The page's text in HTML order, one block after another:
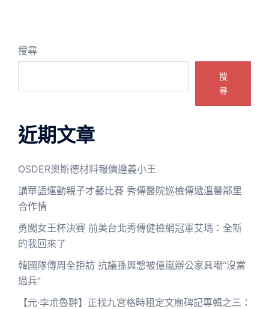
搜尋
搜
尋
近期文章
OSDER奧斯德材料報價遵義小王
講華語運動親子才藝比賽 秀傳醫院巡檢傳遞溫馨鄰里
合作情
勇闖女王杯決賽 前美台北秀傳健檢網冠軍艾瑪：全新
的我回來了
韓國隊傳周全拒訪 抗議孫興慜被億嵐辦公家具嘲“沒當
過兵”
【元·孛朮魯翀】正找九宮格時租定文廟碑記專輯之三：